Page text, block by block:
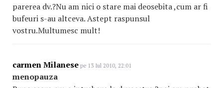
parerea dv.?Nu am nici o stare mai deosebita ,cum ar fi
bufeuri s-au altceva. Astept raspunsul
vostru.Multumesc mult!
carmen Milanese pe 13 Iul 2010, 22:01
menopauza